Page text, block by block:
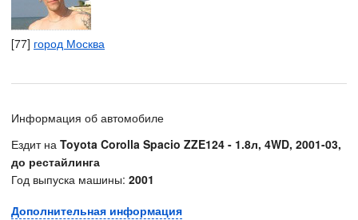
[77] город Москва
Информация об автомобиле
Ездит на Toyota Corolla Spacio ZZE124 - 1.8л, 4WD, 2001-03,
до рестайлинга
Год выпуска машины: 2001
Дополнительная информация